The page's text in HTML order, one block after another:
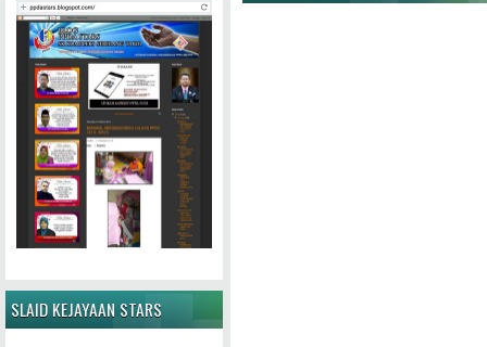
SLAID KEJAYAAN STARS